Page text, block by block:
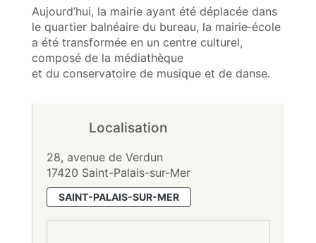
Aujourd’hui, la mairie ayant été déplacée dans
le quartier balnéaire du bureau, la mairie‑école
a été transformée en un centre culturel,
composé de la médiathèque
et du conservatoire de musique et de danse.
Localisation
28, avenue de Verdun
17420 Saint-Palais-sur-Mer
SAINT-PALAIS-SUR-MER